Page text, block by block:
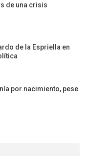
de una crisis
de la Espriella en
por nacimiento, pese